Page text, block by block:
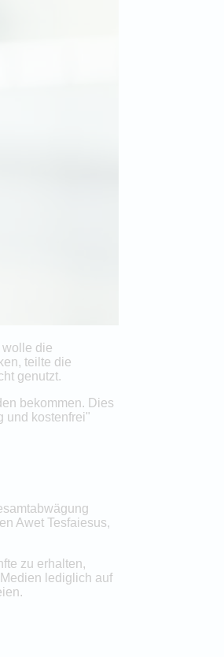
wolle die
teilte die
genutzt.
bekommen. Dies
und kostenfrei"
Awet Tesfaiesus,
zu erhalten,
lediglich auf